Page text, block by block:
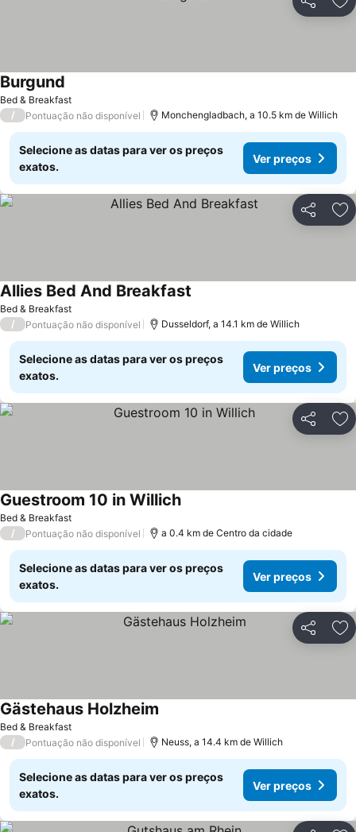
Partilhar
Bed & Breakfast
Burgund
/ Pontuação não disponível Monchengladbach, a 10.5 km de Willich
Selecione as datas para ver os preços
exatos.
Ver preços
Partilhar
Bed & Breakfast
Allies Bed And Breakfast
/ Pontuação não disponível Dusseldorf, a 14.1 km de Willich
Selecione as datas para ver os preços
exatos.
Ver preços
Partilhar
Bed & Breakfast
Guestroom 10 in Willich
/ Pontuação não disponível a 0.4 km de Centro da cidade
Selecione as datas para ver os preços
exatos.
Ver preços
Partilhar
Bed & Breakfast
Gästehaus Holzheim
/ Pontuação não disponível Neuss, a 14.4 km de Willich
Selecione as datas para ver os preços
exatos.
Ver preços